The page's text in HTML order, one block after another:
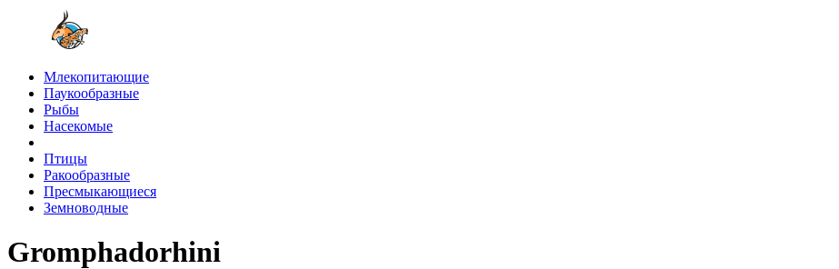
Млекопитающие
Паукообразные
Рыбы
Насекомые
Птицы
Ракообразные
Пресмыкающиеся
Земноводные
Gromphadorhini